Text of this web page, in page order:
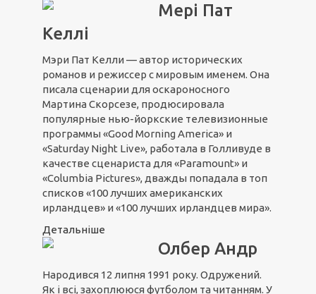
Мері Пат
Келлі
Мэри Пат Келли — автор исторических
романов и режиссер с мировым именем. Она
писала сценарии для оскароносного
Мартина Скорсезе, продюсировала
популярные нью-йоркские телевизионные
программы «Good Morning America» и
«Saturday Night Live», работала в Голливуде в
качестве сценариста для «Paramount» и
«Columbia Pictures», дважды попадала в топ
списков «100 лучших американских
ирландцев» и «100 лучших ирландцев мира».
Детальніше
Олбер Андр
Народився 12 липня 1991 року. Одружений.
Як і всі, захоплююся футболом та читанням. У